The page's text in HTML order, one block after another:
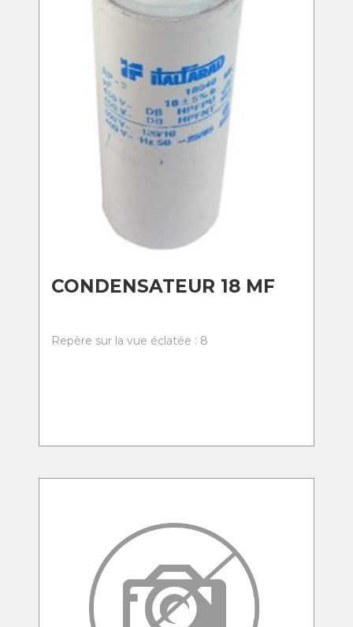
CONDENSATEUR 18 MF
Repère sur la vue éclatée : 8